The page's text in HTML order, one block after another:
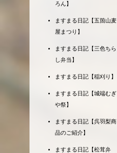
ろん】
ますまる日記【五箇山麦
屋まつり】
ますまる日記【三色ちら
し弁当】
ますまる日記【稲刈り】
ますまる日記【城端むぎ
や祭】
ますまる日記【呉羽梨商
品のご紹介】
ますまる日記【松茸弁